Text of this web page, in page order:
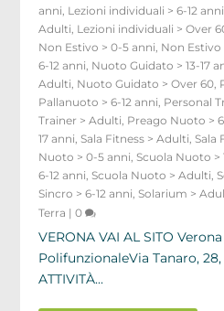
anni Lezioni individuali > 6-12 anni
Adulti Lezioni individuali > Over
Non Estivo > 0-5 anni Non Estivo
6-12 anni Nuoto Guidato > 13-17
Adulti Nuoto Guidato > Over 60
Pallanuoto > 6-12 anni Personal
Trainer > Adulti Preago Nuoto >
17 anni ,Sala Fitness > Adulti ,Sala
Nuoto > 0-5 anni ,Scuola Nuoto >
6-12 anni ,Scuola Nuoto > Adulti ,
Sincro > 6-12 anni ,Solarium >
Terra |0
VERONA VAI AL SITO
PolifunzionaleVia Tanaro, 28,
ATTIVITÀ...